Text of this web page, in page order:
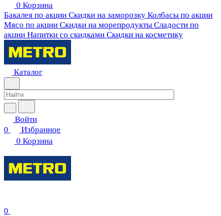
0 Корзина
Бакалея по акции Скидки на заморозку Колбасы по акции
Мясо по акции Скидки на морепродукты Сладости по
акции Напитки со скидками Скидки на косметику
Каталог
Войти
0
Избранное
0 Корзина
0